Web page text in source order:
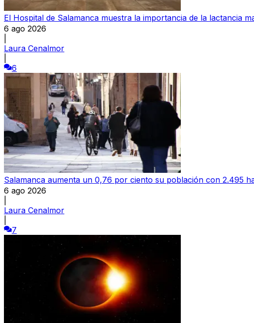
El Hospital de Salamanca muestra la importancia de la lactancia
6 ago 2026
Laura Cenalmor
6
Salamanca aumenta un 0,76 por ciento su población con 2.495
6 ago 2026
Laura Cenalmor
7